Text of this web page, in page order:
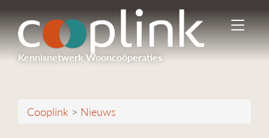
Kennisnetwerk Wooncoöperaties
I
n
-
Cooplink > Nieuws